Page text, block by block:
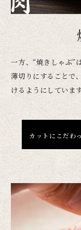
一方、“焼きしゃぶ”
薄切りにすることで
けるようにしています
カットにこだわ